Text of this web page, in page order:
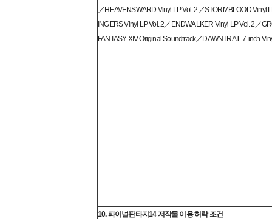
／HEAVENSWARD Vinyl LP Vol. 2／STORMBLOOD Vinyl
INGERS Vinyl LP Vol. 2／ENDWALKER Vinyl LP Vol. 2／
FANTASY XIV Original Soundtrack／DAWNTRAIL 7-inch
10. 파이널판타지14 저작물 이용 허락 조건